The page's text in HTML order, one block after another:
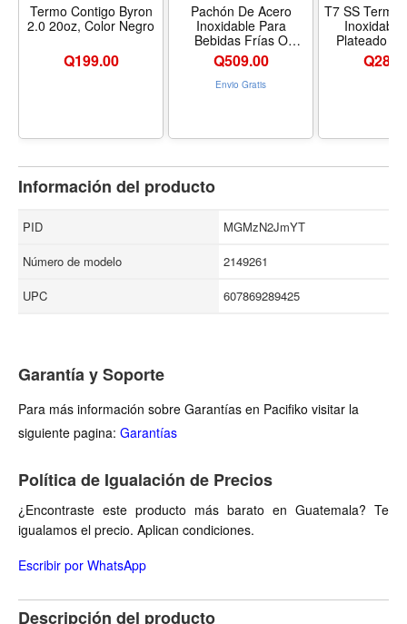
Termo Contigo Byron
2.0 20oz, Color Negro
Q199.00
Pachón De Acero
Inoxidable Para
Bebidas Frías O
Calientes, 40 Onzas
De Capacidad, Color
Negro, Coleman
Q509.00
Envio Gratis
T7 SS Termo
Plateado
Q
Información del producto
PID
MGMzN2JmYT
Número de modelo
2149261
UPC
607869289425
Garantía y Soporte
Para más información sobre Garantías en Pacifiko visitar la
siguiente pagina: Garantías
Política de Igualación de Precios
¿Encontraste este producto más barato en Guatemala? Te
igualamos el precio. Aplican condiciones.
Escribir por WhatsApp
Descripción del producto